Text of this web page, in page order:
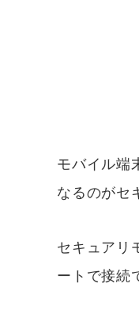
モバイル端
なるのがセ
セキュアリ
ートで接続